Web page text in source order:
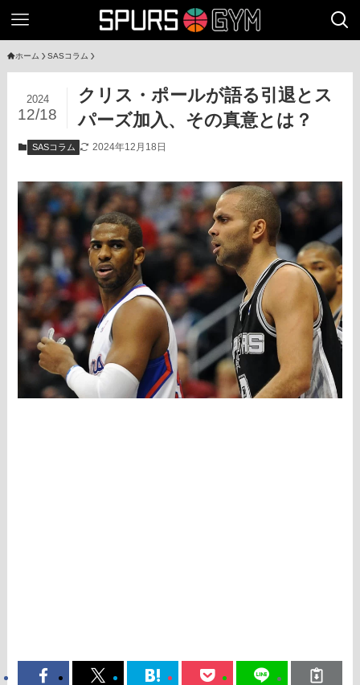
ホーム SASコラム
クリス・ポールが語る引退とス
パーズ加入、その真意とは？
2024
12/18
SASコラム 2024年12月18日